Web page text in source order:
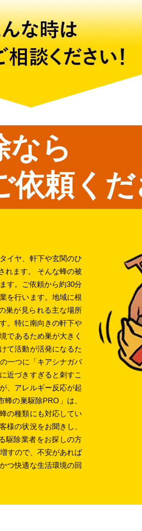
なら
依頼く
イヤ、軒下や玄関のひ
れます。 そんな蜂の被
す。ご依頼から約30分
を行います。地域に根
巣が見られる主な場所
。特に南向きの軒下や
であるため巣が大きく
て活動が活発になるた
一つに「キアシナガバ
近づきすぎると刺すこ
、アレルギー反応が起
の巣駆除PRO」は、
の種類にも対応してい
様の状況をお聞きし、
駆除業者をお探しの方
すので、不安があれば
つ快適な生活環境の回